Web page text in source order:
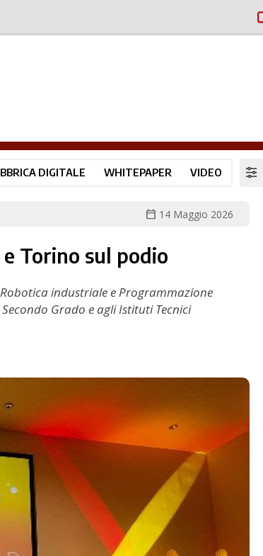
DIGITALE WHITEPAPER VIDEO
calendar_today 14 Maggio 2026
Torino sul podio
industriale e Programmazione
Grado e agli Istituti Tecnici